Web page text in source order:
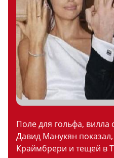
Поле для гольфа, вилла
Давид Манукян
Краймбрери и тещей в